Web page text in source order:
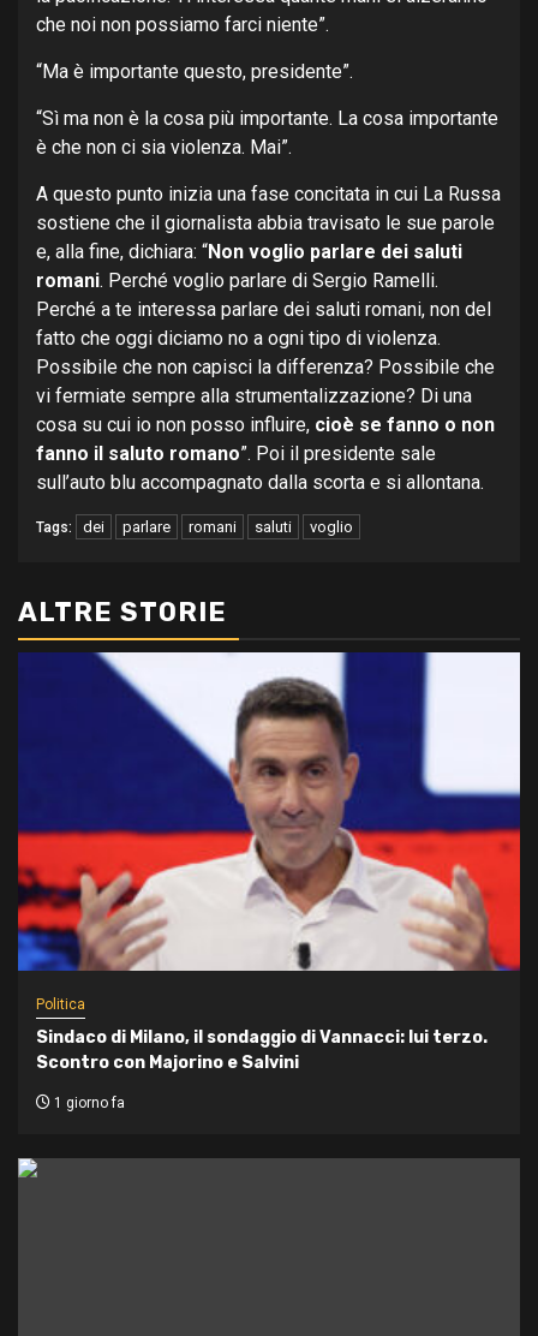
che noi non possiamo farci niente”.
“Ma è importante questo, presidente”.
“Sì ma non è la cosa più importante. La cosa importante
è che non ci sia violenza. Mai”.
A questo punto inizia una fase concitata in cui La Russa
sostiene che il giornalista abbia travisato le sue parole
e, alla fine, dichiara: “Non voglio parlare dei saluti
romani. Perché voglio parlare di Sergio Ramelli.
Perché a te interessa parlare dei saluti romani, non del
fatto che oggi diciamo no a ogni tipo di violenza.
Possibile che non capisci la differenza? Possibile che
vi fermiate sempre alla strumentalizzazione? Di una
cosa su cui io non posso influire, cioè se fanno o non
fanno il saluto romano”. Poi il presidente sale
sull’auto blu accompagnato dalla scorta e si allontana.
Tags: dei parlare romani saluti voglio
ALTRE STORIE
Politica
Sindaco di Milano, il sondaggio di Vannacci: lui terzo.
Scontro con Majorino e Salvini
1 giorno fa